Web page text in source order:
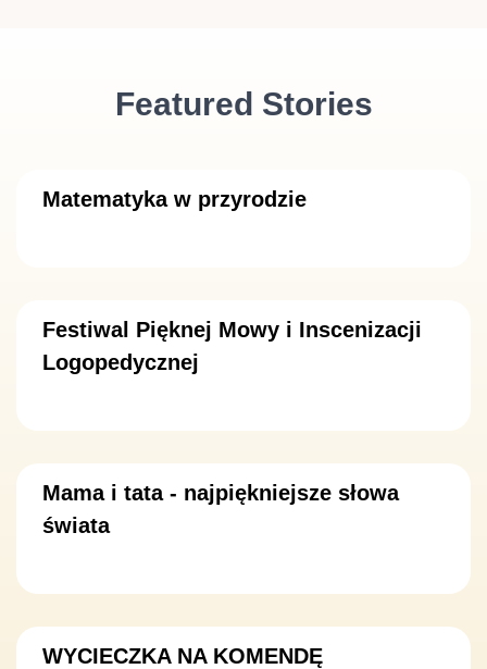
Featured Stories
Matematyka w przyrodzie
Festiwal Pięknej Mowy i Inscenizacji
Logopedycznej
Mama i tata - najpiękniejsze słowa
świata
WYCIECZKA NA KOMENDĘ